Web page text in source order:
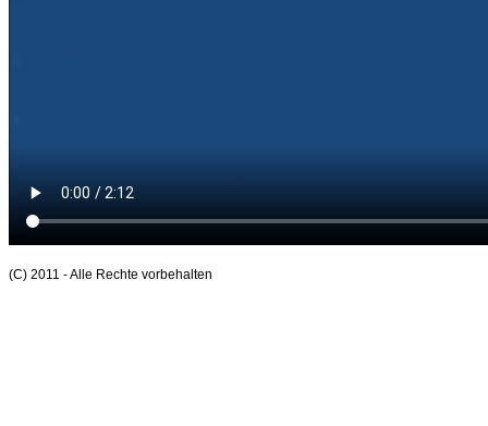
(C) 2011 - Alle Rechte vorbehalten